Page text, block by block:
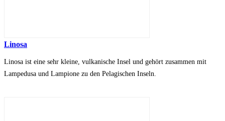
Linosa
Linosa ist eine sehr kleine, vulkanische Insel und gehört zusammen mit
Lampedusa und Lampione zu den Pelagischen Inseln.